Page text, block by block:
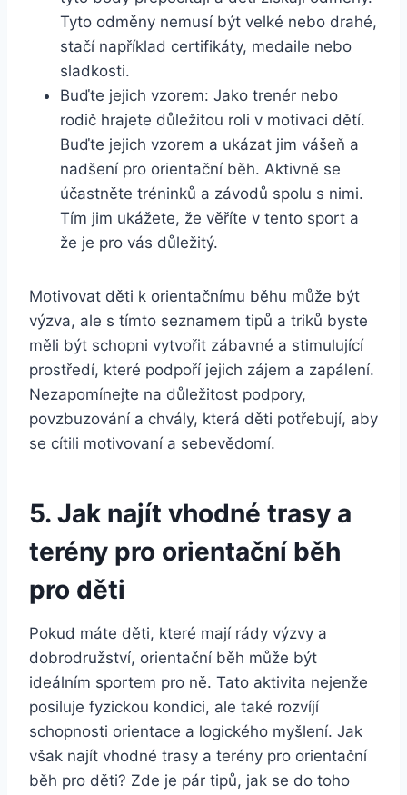
Tyto odměny nemusí být velké nebo drahé,
stačí například certifikáty, medaile nebo
sladkosti.
Buďte jejich vzorem: Jako trenér nebo
rodič hrajete důležitou roli v motivaci dětí.
Buďte jejich vzorem a ukázat jim vášeň a
nadšení pro orientační běh. Aktivně se
účastněte tréninků a závodů spolu s nimi.
Tím jim ukážete, že věříte v tento sport a
že je pro vás důležitý.
Motivovat děti k orientačnímu běhu může být
výzva, ale s tímto seznamem tipů a triků byste
měli být schopni vytvořit zábavné a stimulující
prostředí, které podpoří jejich zájem a zapálení.
Nezapomínejte na důležitost podpory,
povzbuzování a chvály, která děti potřebují, aby
se cítili motivovaní a sebevědomí.
5. Jak najít vhodné trasy a
terény pro orientační běh
pro děti
Pokud máte děti, které mají rády výzvy a
dobrodružství, orientační běh může být
ideálním sportem pro ně. Tato aktivita nejenže
posiluje fyzickou kondici, ale také rozvíjí
schopnosti orientace a logického myšlení. Jak
však najít vhodné trasy a terény pro orientační
běh pro děti? Zde je pár tipů, jak se do toho